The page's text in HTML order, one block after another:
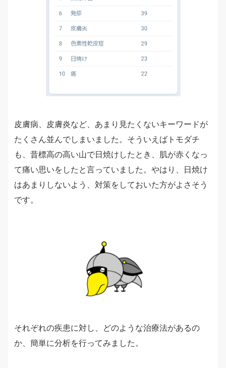
皮膚病、皮膚炎など、あまり見たくないキーワードが
たくさん並んでしまいました。そういえばトモダチ
も、昔標高の高い山で日焼けしたとき、肌が赤くなっ
て痛い思いをしたと言っていました。やはり、日焼け
はあまりしないよう、対策をしておいた方がよさそう
です。
それぞれの疾患に対し、どのような治療法があるの
か、簡単に分析を行ってみました。